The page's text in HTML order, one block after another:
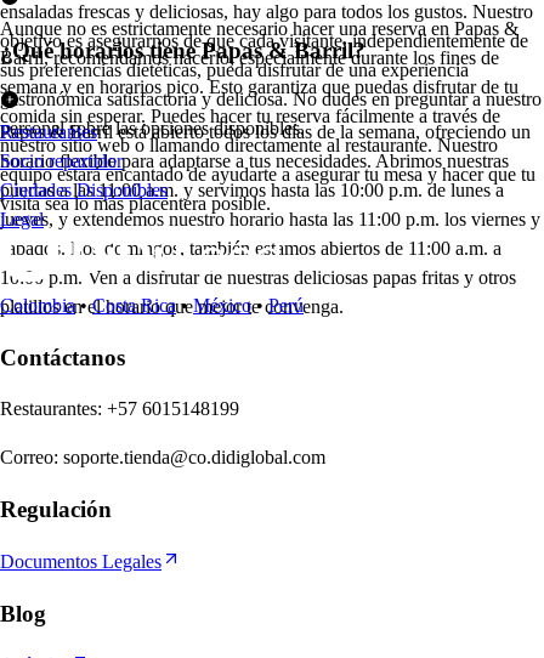
ensaladas frescas y deliciosas, hay algo para todos los gustos. Nuestro
objetivo es asegurarnos de que cada visitante, independientemente de
sus preferencias dietéticas, pueda disfrutar de una experiencia
gastronómica satisfactoria y deliciosa. No dudes en preguntar a nuestro
personal sobre las opciones disponibles.
Aunque no es estrictamente necesario hacer una reserva en Papas &
Barril, recomendamos hacerlo, especialmente durante los fines de
semana y en horarios pico. Esto garantiza que puedas disfrutar de tu
comida sin esperar. Puedes hacer tu reserva fácilmente a través de
nuestro sitio web o llamando directamente al restaurante. Nuestro
equipo estará encantado de ayudarte a asegurar tu mesa y hacer que tu
visita sea lo más placentera posible.
¿Qué horarios tiene Papas & Barril?
Papas & Barril está abierto todos los días de la semana, ofreciendo un
horario flexible para adaptarse a tus necesidades. Abrimos nuestras
puertas a las 11:00 a.m. y servimos hasta las 10:00 p.m. de lunes a
jueves, y extendemos nuestro horario hasta las 11:00 p.m. los viernes y
sábados. Los domingos, también estamos abiertos de 11:00 a.m. a
10:00 p.m. Ven a disfrutar de nuestras deliciosas papas fritas y otros
platillos en el horario que mejor te convenga.
Restaurantes
Socio repartidor
Ciudades Disponibles
Legal
Colombia•Costa Rica•México•Perú
Contáctanos
Restaurantes: +57 6015148199
Correo: soporte.tienda@co.didiglobal.com
Regulación
Documentos Legales
Blog